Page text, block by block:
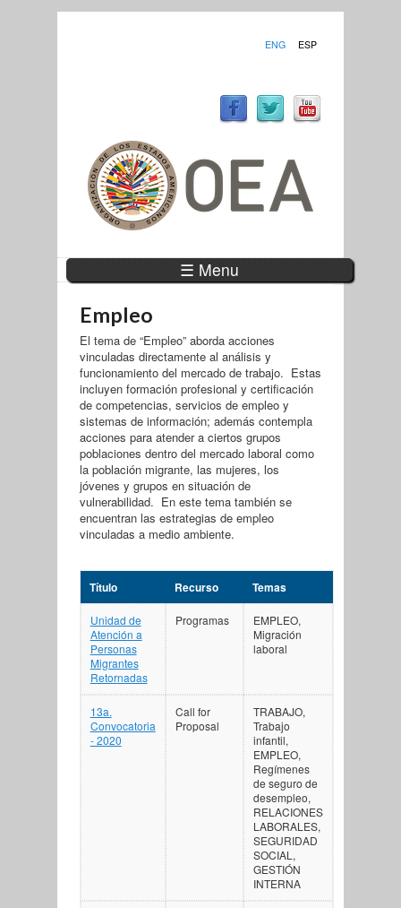
ENG ESP
☰ Menu
Empleo
El tema de “Empleo” aborda acciones
vinculadas directamente al análisis y
funcionamiento del mercado de trabajo. Estas
incluyen formación profesional y certificación
de competencias, servicios de empleo y
sistemas de información; además contempla
acciones para atender a ciertos grupos
poblaciones dentro del mercado laboral como
la población migrante, las mujeres, los
jóvenes y grupos en situación de
vulnerabilidad. En este tema también se
encuentran las estrategias de empleo
vinculadas a medio ambiente.
Título Recurso Temas
Unidad de
Atención a
Personas
Migrantes
Retornadas
Programas
EMPLEO,
Migración
laboral
13a.
Convocatoria
- 2020
Call for
Proposal
TRABAJO,
Trabajo
infantil,
EMPLEO,
Regímenes
de seguro de
desempleo,
RELACIONES
LABORALES,
SEGURIDAD
SOCIAL,
GESTIÓN
INTERNA